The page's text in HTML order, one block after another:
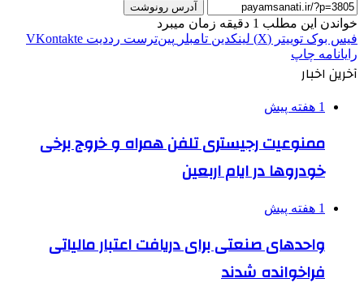
آدرس رونوشت
خواندن این مطلب 1 دقیقه زمان میبرد
فیس بوک توییتر (X) لینکدین ‫تامبلر ‫پین‌ترست ‫رددیت ‫VKontakte
رایانامه چاپ
آخرین اخبار
1 هفته پیش
ممنوعیت رجیستری تلفن همراه و خروج برخی
خودروها در ایام اربعین
1 هفته پیش
واحدهای صنعتی برای دریافت اعتبار مالیاتی
فراخوانده شدند